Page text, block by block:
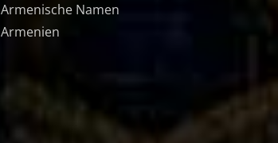
Armenische Namen
Armenien